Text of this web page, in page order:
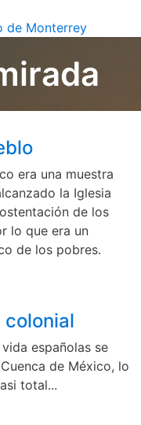
de Monterrey
era una muestra
la Iglesia
de los
lo que era un
de los pobres.
colonial
españolas se
de México, lo
total...